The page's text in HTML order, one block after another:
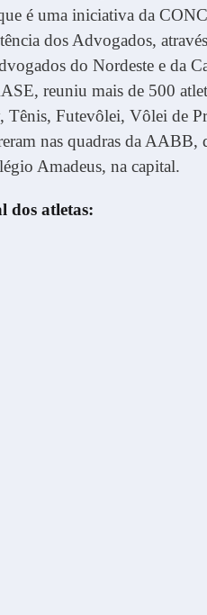
é uma iniciativa da
dos Advogados,
do Nordeste e da
reuniu mais de 500
Tênis, Futevôlei, Vôlei de
nas quadras da AABB,
Amadeus, na capital.
dos atletas: